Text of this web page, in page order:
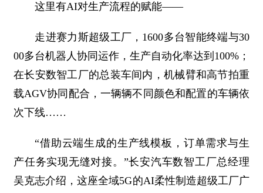
这里有AI对生产流程的赋能——
走进赛力斯超级工厂，1600多台智能终端与30
00多台机器人协同运作，生产自动化率达到100%；
在长安数智工厂的总装车间内，机械臂和高节拍重
载AGV协同配合，一辆辆不同颜色和配置的车辆依
次下线……
“借助云端生成的生产线模板，订单需求与生
产任务实现无缝对接。”长安汽车数智工厂总经理
吴克志介绍，这座全域5G的AI柔性制造超级工厂广